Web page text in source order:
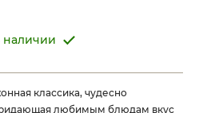
классика, чудесно
любимым блюдам вкус
наличии